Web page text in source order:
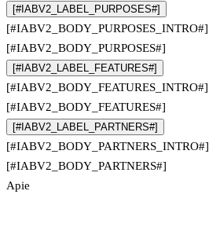
[#IABV2_LABEL_PURPOSES#]
[#IABV2_BODY_PURPOSES_INTRO#]
[#IABV2_BODY_PURPOSES#]
[#IABV2_LABEL_FEATURES#]
[#IABV2_BODY_FEATURES_INTRO#]
[#IABV2_BODY_FEATURES#]
[#IABV2_LABEL_PARTNERS#]
[#IABV2_BODY_PARTNERS_INTRO#]
[#IABV2_BODY_PARTNERS#]
Apie